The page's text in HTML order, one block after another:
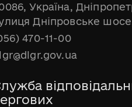
Україна,
Дніпровське шосе,
470-11-00